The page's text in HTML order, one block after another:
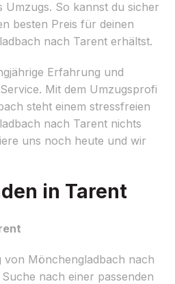
Umzugs. So kannst du sicher
besten Preis für deinen
nach Tarent erhältst.
Erfahrung und
Mit dem Umzugsprofi
steht einem stressfreien
nach Tarent nichts
uns noch heute und wir
in Tarent
von Mönchengladbach nach
nach einer passenden